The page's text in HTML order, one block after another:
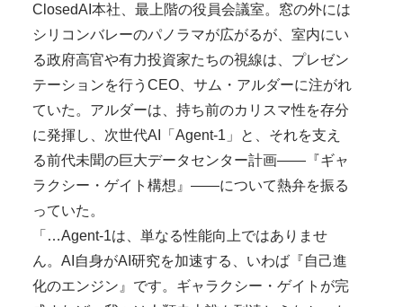
ClosedAI本社、最上階の役員会議室。窓の外には
シリコンバレーのパノラマが広がるが、室内にい
る政府高官や有力投資家たちの視線は、プレゼン
テーションを行うCEO、サム・アルダーに注がれ
ていた。アルダーは、持ち前のカリスマ性を存分
に発揮し、次世代AI「Agent-1」と、それを支え
る前代未聞の巨大データセンター計画——『ギャ
ラクシー・ゲイト構想』——について熱弁を振る
っていた。
「…Agent-1は、単なる性能向上ではありませ
ん。AI自身がAI研究を加速する、いわば『自己進
化のエンジン』です。ギャラクシー・ゲイトが完